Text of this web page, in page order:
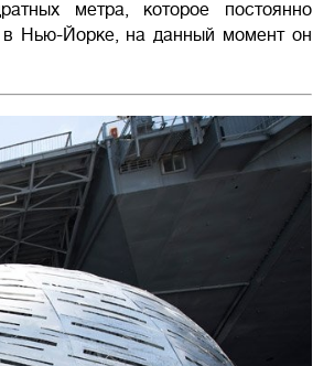
метра, которое постоянно
Нью-Йорке, на данный момент он